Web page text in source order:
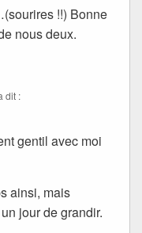
!!) Bonne
nous deux.
dit :
gentil avec moi
ainsi, mais
jour de grandir.